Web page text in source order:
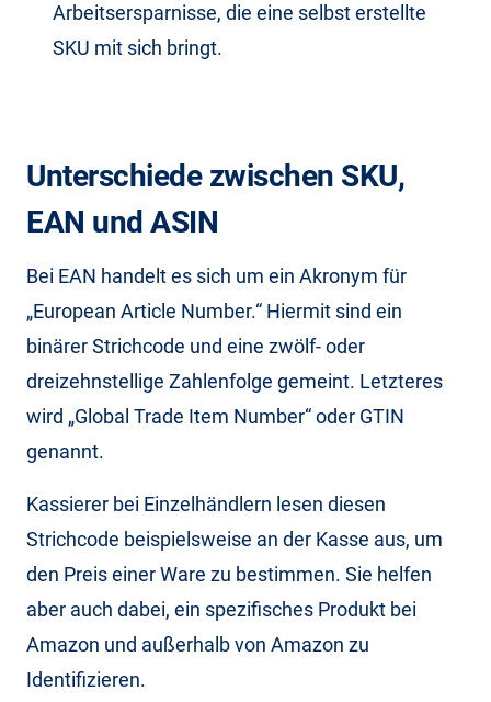
Arbeitsersparnisse, die eine selbst erstellte
SKU mit sich bringt.
Unterschiede zwischen SKU,
EAN und ASIN
Bei EAN handelt es sich um ein Akronym für
„European Article Number.“ Hiermit sind ein
binärer Strichcode und eine zwölf- oder
dreizehnstellige Zahlenfolge gemeint. Letzteres
wird „Global Trade Item Number“ oder GTIN
genannt.
Kassierer bei Einzelhändlern lesen diesen
Strichcode beispielsweise an der Kasse aus, um
den Preis einer Ware zu bestimmen. Sie helfen
aber auch dabei, ein spezifisches Produkt bei
Amazon und außerhalb von Amazon zu
Identifizieren.